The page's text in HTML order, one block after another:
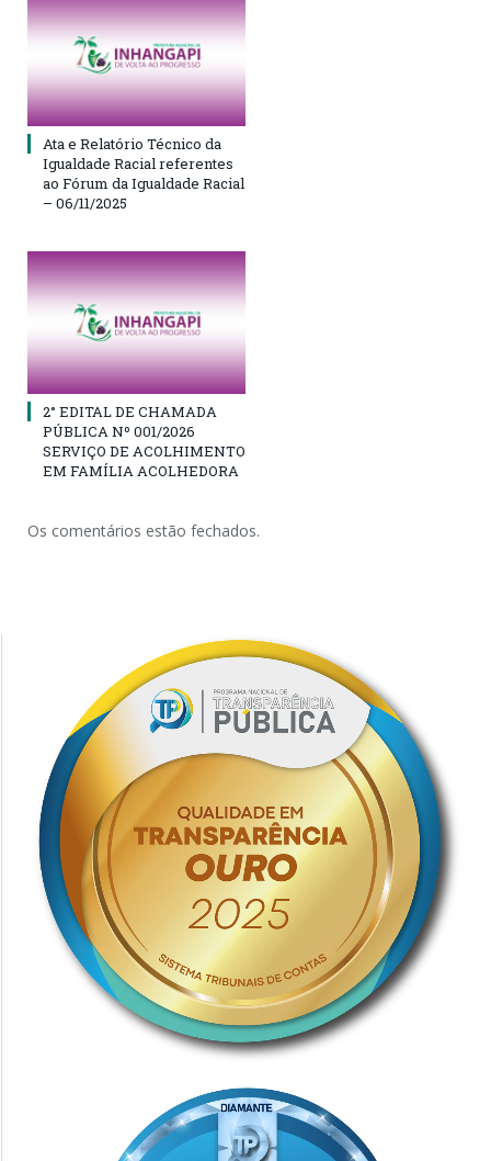
Ata e Relatório Técnico da
Igualdade Racial referentes
ao Fórum da Igualdade Racial
– 06/11/2025
2° EDITAL DE CHAMADA
PÚBLICA Nº 001/2026
SERVIÇO DE ACOLHIMENTO
EM FAMÍLIA ACOLHEDORA
Os comentários estão fechados.